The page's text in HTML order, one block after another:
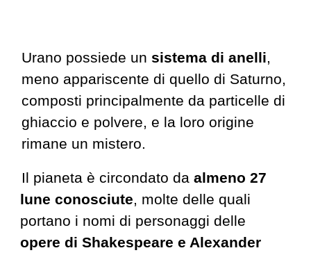
Urano possiede un sistema di anelli,
meno appariscente di quello di Saturno,
composti principalmente da particelle di
ghiaccio e polvere, e la loro origine
rimane un mistero.
Il pianetaè circondato da almeno 27
lune conosciute, molte delle quali
portano i nomi di personaggi delle
opere di Shakespeare e Alexander